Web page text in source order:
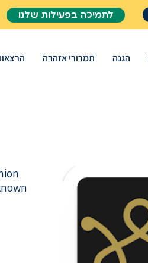
לתמיכה בפעילות שלנו
הגנה תמרורי אזהרה